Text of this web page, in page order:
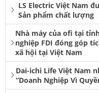
LS Electric Việt Nam
Sản phẩm chất lượng
Nhà máy của ofi tại
nghiệp FDI đóng góp
xã hội tại Việt Nam
Dai-ichi Life Việt Nam
“Doanh Nghiệp Vì